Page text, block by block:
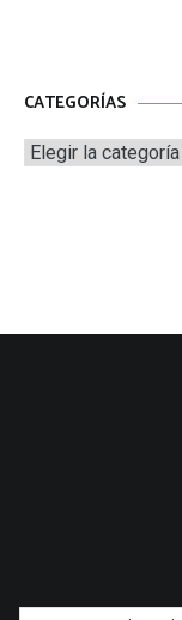
CATEGORÍAS
Categorías